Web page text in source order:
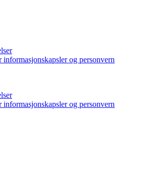
og personvern
og personvern